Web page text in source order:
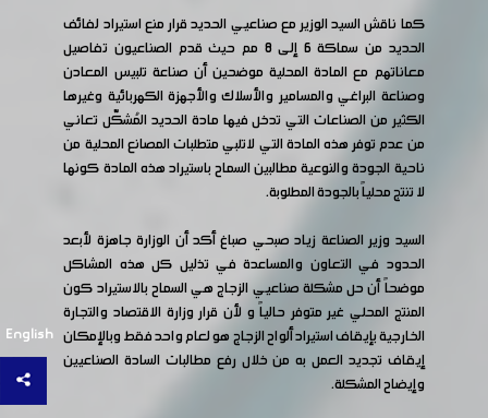
English
كما ناقش السيد الوزير مع صناعيي الحديد قرار منع استيراد لفائف
الحديد من سماكة 6 إلى 8 مم حيث قدم الصناعيون تفاصيل
معاناتهم مع المادة المحلية موضحين أن صناعة تلبيس المعادن
وصناعة البراغي والمسامير والأسلاك والأجهزة الكهربائية وغيرها
الكثير من الصناعات التي تدخل فيها مادة الحديد المُشكّل تعاني
من عدم توفر هذه المادة التي لاتلبي متطلبات المصانع المحلية من
ناحية الجودة والنوعية مطالبين السماح باستيراد هذه المادة كونها
لا تنتج محلياً بالجودة المطلوبة.
السيد وزير الصناعة زياد صبحي صباغ أكد أن الوزارة جاهزة لأبعد
الحدود في التعاون والمساعدة في تذليل كل هذه المشاكل
موضحاً أن حل مشكلة صناعيي الزجاج هي السماح بالاستيراد كون
المنتج المحلي غير متوفر حالياً و لأن قرار وزارة الاقتصاد والتجارة
الخارجية بإيقاف استيراد ألواح الزجاج هو لعام واحد فقط وبالإمكان
إيقاف تجديد العمل به من خلال رفع مطالبات السادة الصناعيين
وإيضاح المشكلة.